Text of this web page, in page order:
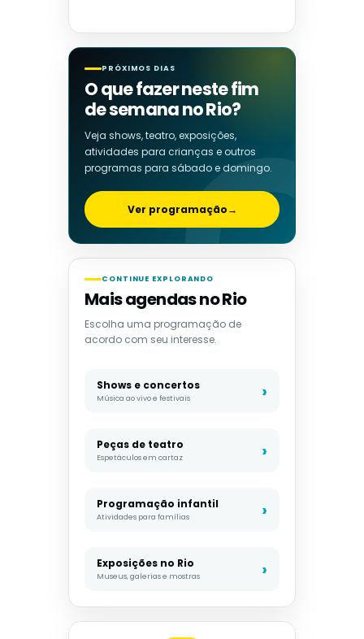
PRÓXIMOS DIAS
O que fazer neste fim
de semana no Rio?
Veja shows, teatro, exposições,
atividades para crianças e outros
programas para sábado e domingo.
Ver programação→
CONTINUE EXPLORANDO
Mais agendas no Rio
Escolha uma programação de
acordo com seu interesse.
Shows e concertos
Música ao vivo e festivais
Peças de teatro
Espetáculos em cartaz
Programação infantil
Atividades para famílias
Exposições no Rio
Museus, galerias e mostras